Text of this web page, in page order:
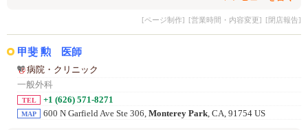
[ページ制作] [営業時間・内容変更] [閉店報告]
甲斐 勲 医師
病院・クリニック
一般外科
TEL +1 (626) 571-8271
MAP 600 N Garfield Ave Ste 306, Monterey Park , CA, 91754 US